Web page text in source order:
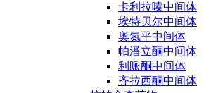
卡利拉嗪中间体
埃特贝尔中间体
奥氮平中间体
帕潘立酮中间体
利哌酮中间体
齐拉西酮中间体